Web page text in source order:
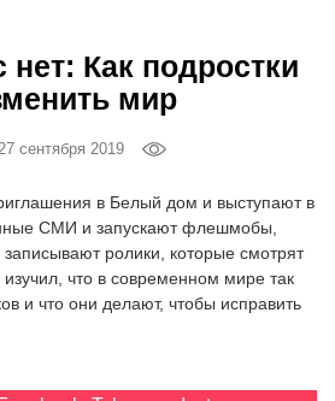
нет: Как подростки
мир
сентября 2019
в Белый дом и выступают в
СМИ и запускают флешмобы,
ролики, которые смотрят
что в современном мире так
и что они делают, чтобы исправить